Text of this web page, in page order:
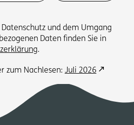
und dem Umgang
Daten finden Sie in
.
zum Nachlesen: Juli 2026